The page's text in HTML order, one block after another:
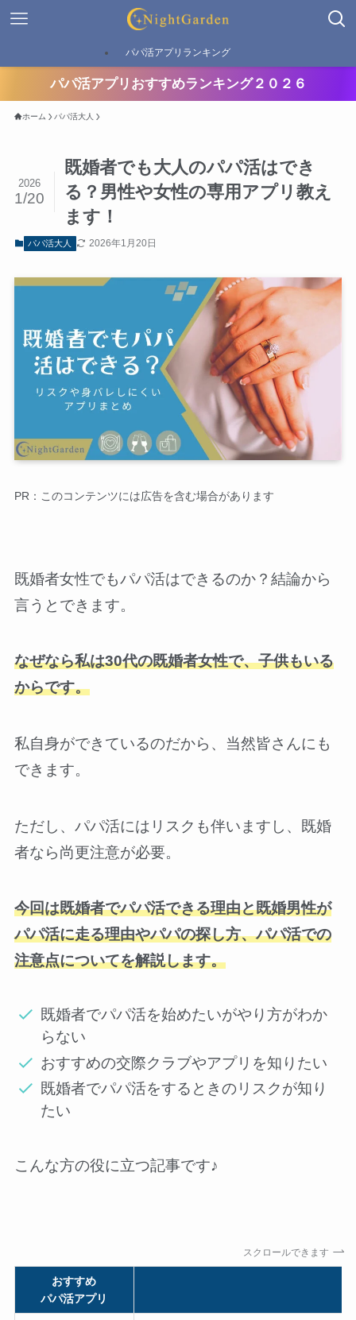
パパ活アプリランキング
パパ活アプリおすすめランキング２０２６
ホーム パパ活大人
既婚者でも大人のパパ活はでき
る？男性や女性の専用アプリ教え
ます！
2026
1/20
パパ活大人 2026年1月20日
PR：このコンテンツには広告を含む場合があります
既婚者女性でもパパ活はできるのか？結論から
言うとできます。
なぜなら私は30代の既婚者女性で、子供もいる
からです。
私自身ができているのだから、当然皆さんにも
できます。
ただし、パパ活にはリスクも伴いますし、既婚
者なら尚更注意が必要。
今回は既婚者でパパ活できる理由と既婚男性が
パパ活に走る理由やパパの探し方、パパ活での
注意点についてを解説します。
既婚者でパパ活を始めたいがやり方がわか
らない
おすすめの交際クラブやアプリを知りたい
既婚者でパパ活をするときのリスクが知り
たい
こんな方の役に立つ記事です♪
スクロールできます
おすすめ
パパ活アプリ